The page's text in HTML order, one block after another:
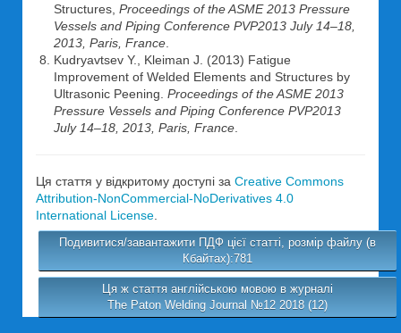
Structures, Proceedings of the ASME 2013 Pressure
Vessels and Piping Conference PVP2013 July 14–18,
2013, Paris, France
Kudryavtsev Y., Kleiman J. (2013) Fatigue
Improvement of Welded Elements and Structures by
Ultrasonic Peening. Proceedings of the ASME 2013
Pressure Vessels and Piping Conference PVP2013
July 14–18, 2013, Paris, France
Ця стаття у відкритому доступі за Creative Commons
Attribution-NonCommercial-NoDerivatives 4.0
International License
Подивитися/завантажити ПДФ цієї статті, розмір файлу (в
Кбайтах):781
Ця ж стаття англійською мовою в журналі
The Paton Welding Journal №12 2018 (12)